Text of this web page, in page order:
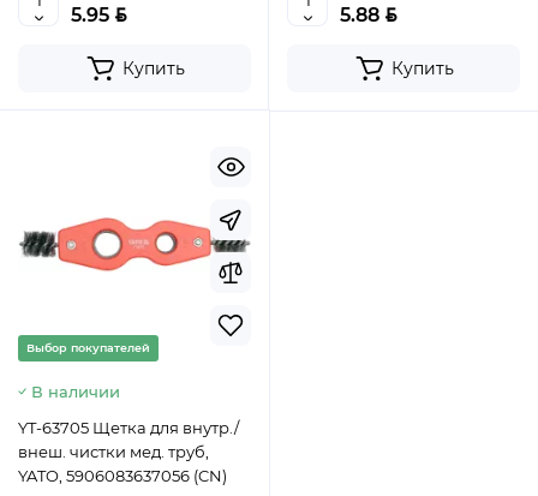
5.95 BYN
Купить
5.88 BYN
Купить
Выбор покупателей
В наличии
YT-63705 Щетка для внутр./
внеш. чистки мед. труб,
YATO, 5906083637056 (CN)